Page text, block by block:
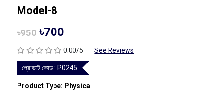
Model-8
৳950 ৳700
0.00/5 See Reviews
প্রোডাক্ট কোড : P0245
Product Type: Physical